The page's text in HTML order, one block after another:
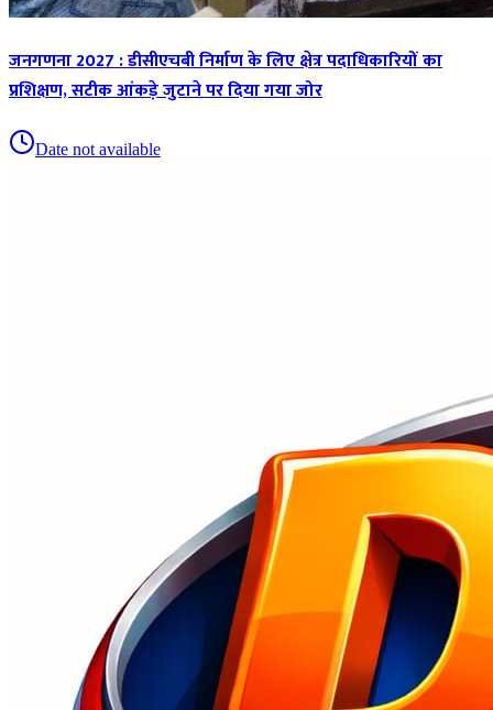
जनगणना 2027 : डीसीएचबी निर्माण के लिए क्षेत्र पदाधिकारियों का
प्रशिक्षण, सटीक आंकड़े जुटाने पर दिया गया जोर
Date not available